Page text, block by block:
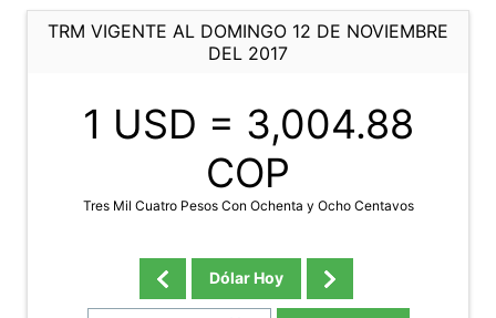
TRM VIGENTE AL DOMINGO 12 DE NOVIEMBRE
DEL 2017
1 USD = 3,004.88
COP
Tres Mil Cuatro Pesos Con Ochenta y Ocho Centavos
Dólar Hoy